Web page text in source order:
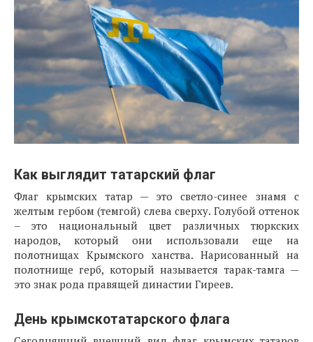
Как выглядит татарский флаг
Флаг крымских татар — это светло-синее знамя с
желтым гербом (темгой) слева сверху. Голубой оттенок
– это национальный цвет различных тюркских
народов, который они использовали еще на
полотнищах Крымского ханства. Нарисованный на
полотнище герб, который называется тарак-тамга —
это знак рода правящей династии Гиреев.
День крымскотатарского флага